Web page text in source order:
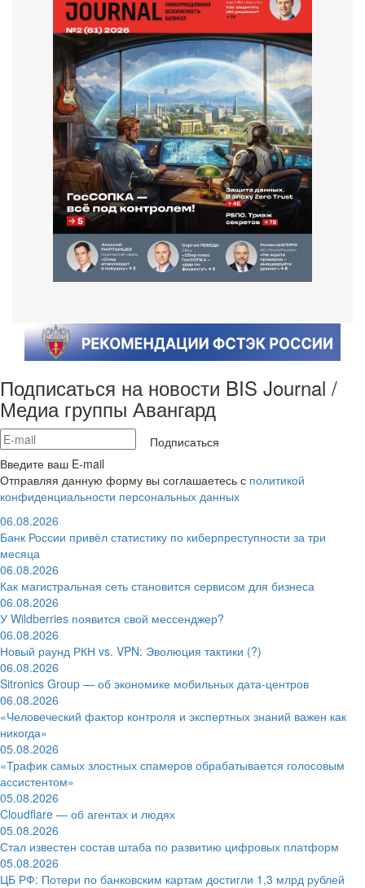
Подписаться на новости BIS Journal /
Медиа группы Авангард
Подписаться
Введите ваш E-mail
Отправляя данную форму вы соглашаетесь с политикой
конфиденциальности персональных данных
06.08.2026
Банк России привёл статистику по киберпреступности за три
месяца
06.08.2026
Как магистральная сеть становится сервисом для бизнеса
06.08.2026
У Wildberries появится свой мессенджер?
06.08.2026
Новый раунд РКН vs. VPN: Эволюция тактики (?)
06.08.2026
Sitronics Group — об экономике мобильных дата-центров
06.08.2026
«Человеческий фактор контроля и экспертных знаний важен как
никогда»
05.08.2026
«Трафик самых злостных спамеров обрабатывается голосовым
ассистентом»
05.08.2026
Cloudflare — об агентах и людях
05.08.2026
Стал известен состав штаба по развитию цифровых платформ
05.08.2026
ЦБ РФ: Потери по банковским картам достигли 1,3 млрд рублей